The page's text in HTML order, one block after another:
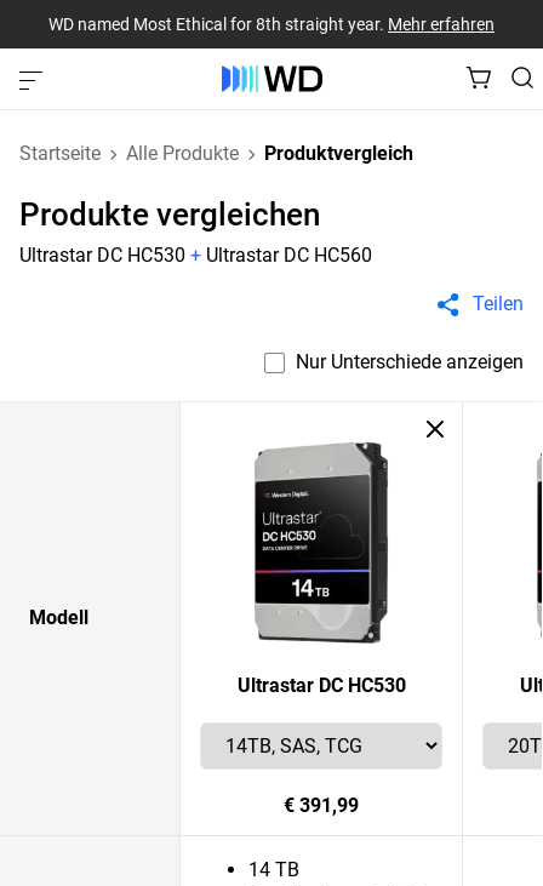
WD named Most Ethical for 8th straight year. Mehr erfahren
Startseite Alle Produkte Produktvergleich
Produkte vergleichen
Ultrastar DC HC530 + Ultrastar DC HC560
Teilen
Nur Unterschiede anzeigen
Modell
Ultrastar DC HC530
€ 391,99
14 TB